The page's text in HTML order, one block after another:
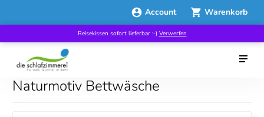
Account Warenkorb
Reisekissen sofort lieferbar :-) Verwerfen
Naturmotiv Bettwäsche